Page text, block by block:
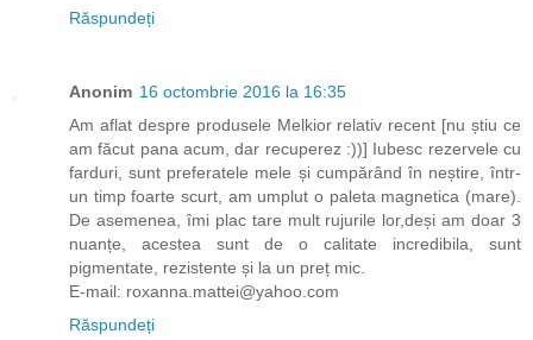
Răspundeți
Anonim 16 octombrie 2016 la 16:35
Am aflat despre produsele Melkior relativ recent [nu știu ce
am făcut pana acum, dar recuperez :))] Iubesc rezervele cu
farduri, sunt preferatele mele și cumpărând în neștire, într-
un timp foarte scurt, am umplut o paleta magnetica (mare).
De asemenea, îmi plac tare mult rujurile lor,deși am doar 3
nuanțe, acestea sunt de o calitate incredibila, sunt
pigmentate, rezistente și la un preț mic.
E-mail: roxanna.mattei@yahoo.com
Răspundeți